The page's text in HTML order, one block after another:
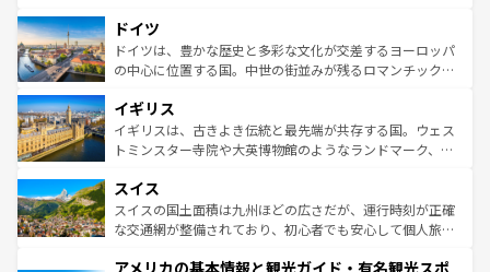
せる。地方によって風土や気候が異なるスペインはその個
性で訪れる人を魅了する。 なお、新着のスペイン情報は コ
ンテンツ一覧を参照してほしい。
で、幅広い魅力が詰まっている。華麗な宮殿、歴史的な大
聖堂、美しいビーチ、そして豊かな自然が、訪れる者を心
から魅了する。また、フランスは美食の国としても知ら
いる。シャンパンの発祥地であるランス、プロヴァンスの
香り高いラベンダー畑など、多彩な楽しみ方が可能だ。さ
らに、パリ以外の地域にも魅力が溢れており、どの街角に
れる地方に足を運ぶとそれぞれで全く異なる文化を体験で
きるだろう。 なお、新着のフランス情報はコンテンツ一覧
を参照してほしい。
ドイツ
ドイツは、豊かな歴史と多彩な文化が交差するヨーロッパ
の中心に位置する国。中世の街並みが残るロマンチック街
顔を持つこの国は、どこを歩いても飽きることがない。ベ
ルリンの文化的活気、バイエルン州のアルプスの絶景、そ
してライン川沿いのワイン畑といった風景は必見。ビール
は、お酒好きな人にはぜひ体験してほしい。 なお、新着の
ドイツ情報はコンテンツ一覧を参照してほしい。
イギリス
イギリスは、古きよき伝統と最先端が共存する国。ウェス
トミンスター寺院や大英博物館のようなランドマーク、歴
リアごとに異なる魅力がある。また、優雅なアフタヌーン
ティー、ビール好きにはたまらない英国パブ、サッカー観
戦など、本場だからこそできる体験も豊富。イギリスを旅
ンツ一覧を参照してほしい。
スイス
スイスの国土面積は九州ほどの広さだが、運行時刻が正確
な交通網が整備されており、初心者でも安心して個人旅行
の建物がそのまま残る町や、スイスならではのユニークな
アメリカの基本情報と観光ガイド・有名観光スポ